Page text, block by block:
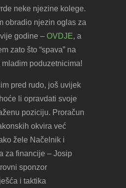
neke njezine kolege.
obradio njezin oglas za
godine – OVDJE, a
zato što “spava” na
poduzetnicima!
pred rudo, još uvijek
li opravdati svoje
poziciju. Proračun
okvira već
žele Načelnik i
za financije – Josip
sponzor
i taktika